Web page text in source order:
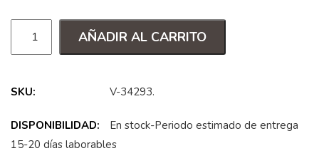
AÑADIR AL CARRITO
SKU: V-34293.
DISPONIBILIDAD:
En stock-Periodo estimado de entrega
15-20 días laborables